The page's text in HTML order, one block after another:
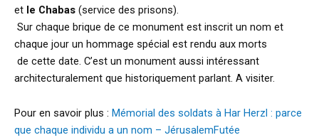
et le Chabas (service des prisons).
Sur chaque brique de ce monument est inscrit un nom et
chaque jour un hommage spécial est rendu aux morts
de cette date. C’est un monument aussi intéressant
architecturalement que historiquement parlant. A visiter.
Pour en savoir plus : Mémorial des soldats à Har Herzl : parce
que chaque individu a un nom – JérusalemFutée